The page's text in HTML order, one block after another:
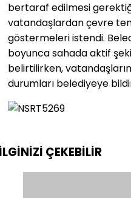
bertaraf edilmesi
vatandaşlardan çevre
göstermeleri istendi.
boyunca sahada aktif
belirtilirken,
durumları belediyeye
ÇEKEBİLİR